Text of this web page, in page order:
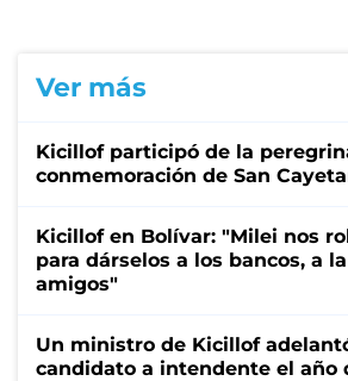
Ver más
Kicillof participó de la
conmemoración de San
Kicillof en Bolívar: "Milei nos
para dárselos a los bancos, a
amigos"
Un ministro de Kicillof
candidato a intendente el año